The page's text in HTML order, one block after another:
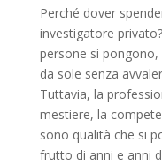
Perché dover
investigatore
persone si
da sole senza
Tuttavia, la
mestiere, la
sono qualità che si
frutto di anni e anni